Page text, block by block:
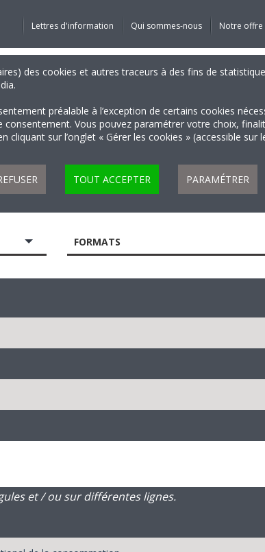
Lettres d'information Qui sommes-nous Notre offre
des cookies et autres traceurs à des fins de
préalable à l’exception de certains cookies
Vous pouvez paramétrer votre choix,
sur l’onglet « Gérer les cookies » (accessible sur
TOUT ACCEPTER PARAMÉTRER
FORMATS
et / ou sur différentes lignes.